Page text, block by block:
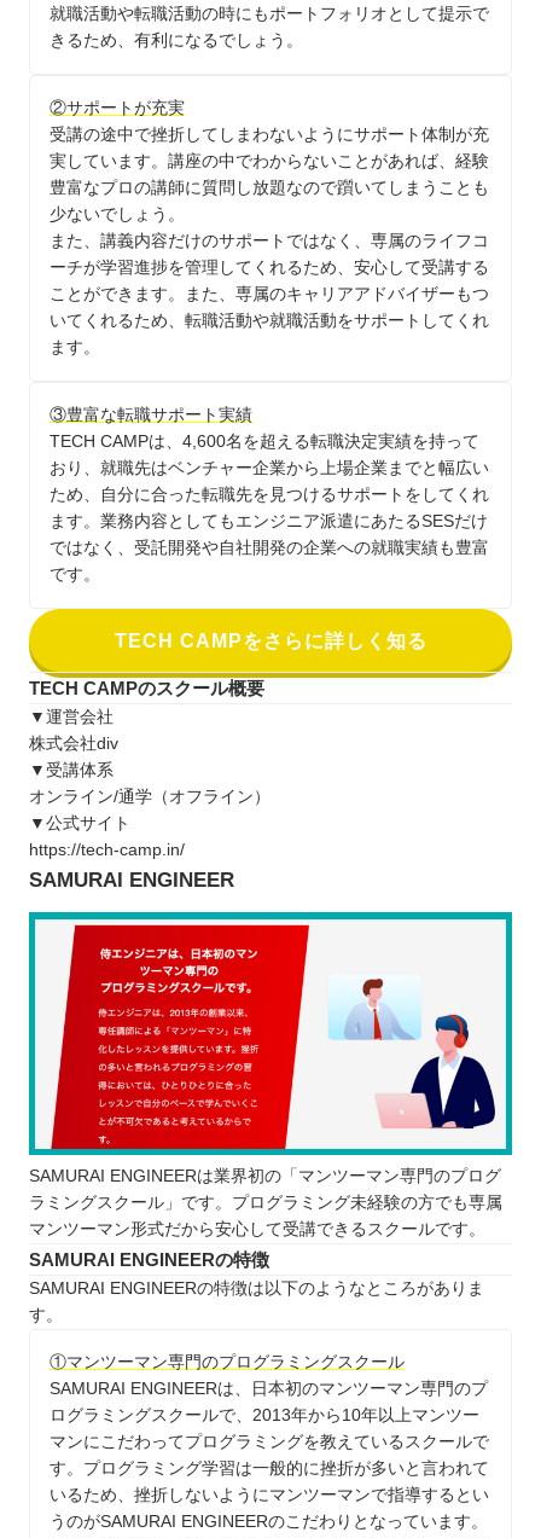
就職活動や転職活動の時にもポートフォリオとして提示で
きるため、有利になるでしょう。
②サポートが充実
受講の途中で挫折してしまわないようにサポート体制が充
実しています。講座の中でわからないことがあれば、経験
豊富なプロの講師に質問し放題なので躓いてしまうことも
少ないでしょう。
また、講義内容だけのサポートではなく、専属のライフコ
ーチが学習進捗を管理してくれるため、安心して受講する
ことができます。また、専属のキャリアアドバイザーもつ
いてくれるため、転職活動や就職活動をサポートしてくれ
ます。
③豊富な転職サポート実績
TECH CAMPは、4,600名を超える転職決定実績を持って
おり、就職先はベンチャー企業から上場企業までと幅広い
ため、自分に合った転職先を見つけるサポートをしてくれ
ます。業務内容としてもエンジニア派遣にあたるSESだけ
ではなく、受託開発や自社開発の企業への就職実績も豊富
です。
TECH CAMPをさらに詳しく知る
TECH CAMPのスクール概要
▼運営会社
株式会社div
▼受講体系
オンライン/通学（オフライン）
▼公式サイト
https://tech-camp.in/
SAMURAI ENGINEER
SAMURAI ENGINEERは業界初の「マンツーマン専門のプログ
ラミングスクール」です。プログラミング未経験の方でも専属
マンツーマン形式だから安心して受講できるスクールです。
SAMURAI ENGINEERの特徴
SAMURAI ENGINEERの特徴は以下のようなところがありま
す。
①マンツーマン専門のプログラミングスクール
SAMURAI ENGINEERは、日本初のマンツーマン専門のプ
ログラミングスクールで、2013年から10年以上マンツー
マンにこだわってプログラミングを教えているスクールで
す。プログラミング学習は一般的に挫折が多いと言われて
いるため、挫折しないようにマンツーマンで指導するとい
うのがSAMURAI ENGINEERのこだわりとなっています。